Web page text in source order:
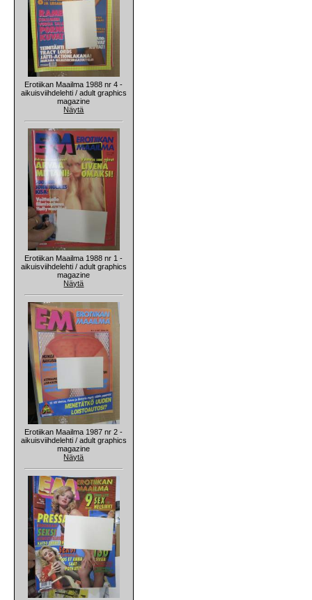
Erotiikan Maailma 1988 nr 4 -
aikuisviihdelehti / adult graphics
magazine
Näytä
Erotiikan Maailma 1988 nr 1 -
aikuisviihdelehti / adult graphics
magazine
Näytä
Erotiikan Maailma 1987 nr 2 -
aikuisviihdelehti / adult graphics
magazine
Näytä